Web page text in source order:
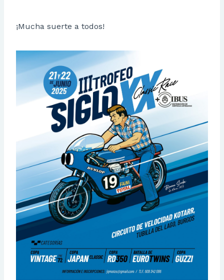
¡Mucha suerte a todos!